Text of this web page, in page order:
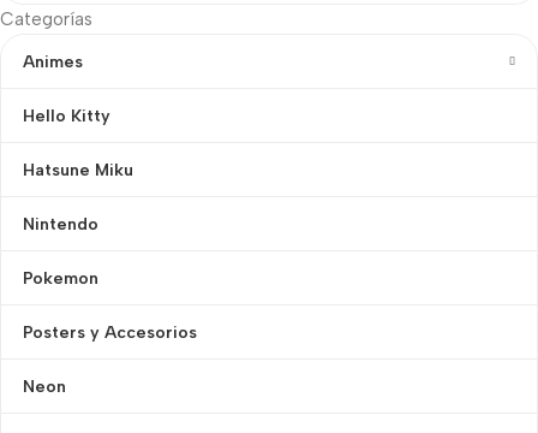
Categorías
Animes
Hello Kitty
Hatsune Miku
Nintendo
Pokemon
Posters y Accesorios
Neon